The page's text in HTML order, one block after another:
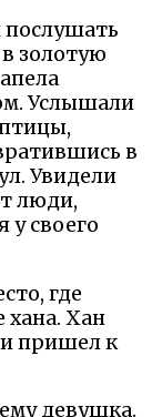
послушать
золотую
Услышали
в
Увидели
люди,
у своего
где
хана. Хан
и пришел к
девушка.